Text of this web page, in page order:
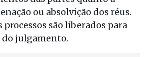
ou absolvição dos réus.
processos são liberados para
julgamento.